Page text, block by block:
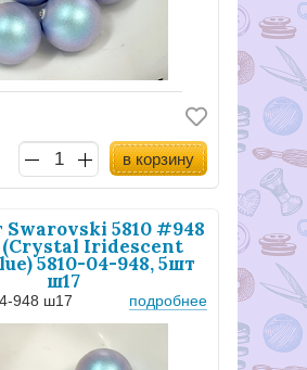
в корзину
5810 #948
Iridescent
5810-04-948, 5шт
ш17
948 ш17 подробнее